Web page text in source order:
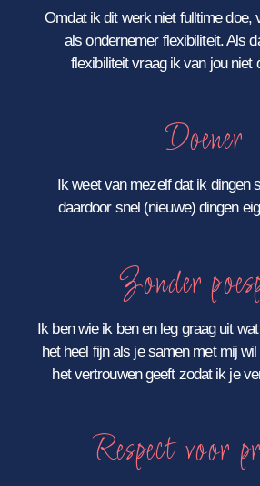
Omdat ik dit werk niet fulltime doe,
als ondernemer flexibiliteit. Als
flexibiliteit vraag ik van jou niet
Doener
Ik weet van mezelf dat ik dingen
daardoor snel (nieuwe) dingen
Zonder
Ik ben wie ik ben en leg graag uit
het heel fijn als je samen met mij
het vertrouwen geeft zodat ik je
Respect voor